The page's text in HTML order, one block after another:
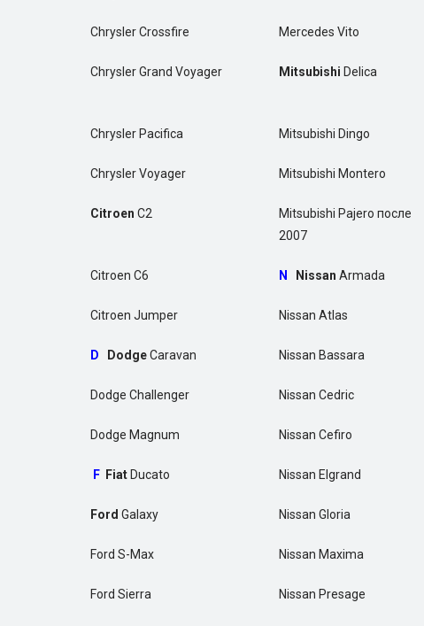
Chrysler Crossfire Mercedes Vito
Chrysler Grand Voyager Mitsubishi Delica
Chrysler Pacifica Mitsubishi Dingo
Chrysler Voyager Mitsubishi Montero
Citroen C2
Mitsubishi Pajero после
2007
Citroen C6 N Nissan Armada
Citroen Jumper Nissan Atlas
D DodgeCaravan Nissan Bassara
Dodge Challenger Nissan Cedric
Dodge Magnum Nissan Cefiro
F Fiat Ducato Nissan Elgrand
Ford Galaxy Nissan Gloria
Ford S-Max Nissan Maxima
Ford Sierra Nissan Presage